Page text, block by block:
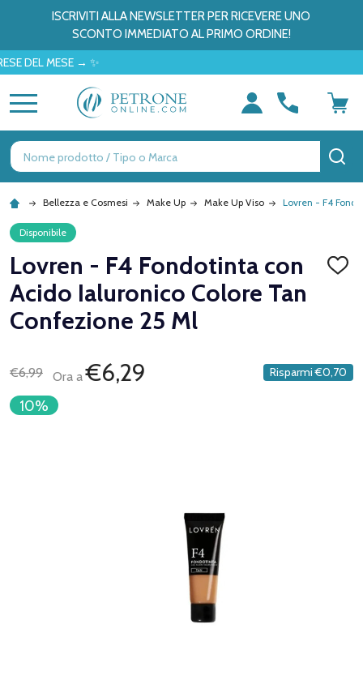
ISCRIVITI ALLA NEWSLETTER PER RICEVERE UNO
SCONTO IMMEDIATO AL PRIMO ORDINE!
MESE → ✨
Ricerca
Bellezza e Cosmesi Make Up Make Up Viso Lovren - F4
Disponibile
Lovren - F4 Fondotinta con
Acido Ialuronico Colore Tan
Confezione 25 Ml
€6,99 Ora a€6,29 Risparmi €0,70
10%